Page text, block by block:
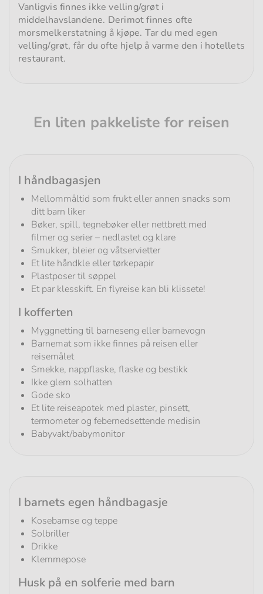
Vanligvis finnes ikke velling/grøt i
middelhavslandene. Derimot finnes ofte
morsmelkerstatning å kjøpe. Tar du med egen
velling/grøt, får du ofte hjelp å varme den i hotellets
restaurant.
En liten pakkeliste for reisen
I håndbagasjen
Mellommåltid som frukt eller annen snacks som
ditt barn liker
Bøker, spill, tegnebøker eller nettbrett med
filmer og serier – nedlastet og klare
Smukker, bleier og våtservietter
Et lite håndkle eller tørkepapir
Plastposer til søppel
Et par klesskift. En flyreise kan bli klissete!
I kofferten
Myggnetting til barneseng eller barnevogn
Barnemat som ikke finnes på reisen eller
reisemålet
Smekke, nappflaske, flaske og bestikk
Ikke glem solhatten
Gode sko
Et lite reiseapotek med plaster, pinsett,
termometer og febernedsettende medisin
Babyvakt/babymonitor
I barnets egen håndbagasje
Kosebamse og teppe
Solbriller
Drikke
Klemmepose
Husk på en solferie med barn